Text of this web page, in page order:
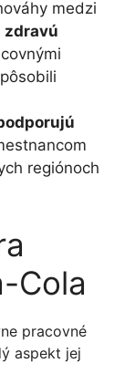
medzi
zdravú
regiónoch
Cola
pracovné
aspekt jej